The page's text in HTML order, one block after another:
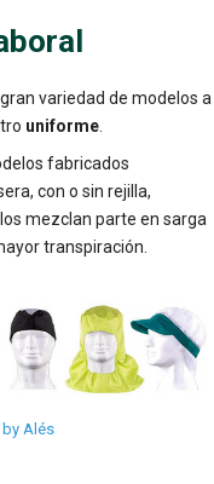
variedad de modelos a
uniforme
fabricados
con o sin rejilla,
mezclan parte en sarga
transpiración.
Alés